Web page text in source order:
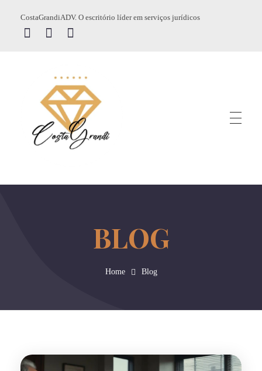
CostaGrandiADV. O escritório líder em serviços jurídicos
Home Blog